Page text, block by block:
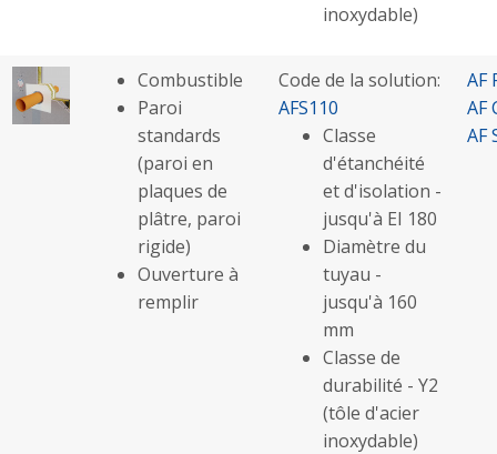
inoxydable)
Combustible
Paroi
standards
(paroi en
plaques de
plâtre, paroi
rigide)
Ouverture à
remplir
Code de la solution:
AFS110
Classe
d'étanchéité
et d'isolation -
jusqu'à EI 180
Diamètre du
tuyau -
jusqu'à 160
mm
Classe de
durabilité - Y2
(tôle d'acier
inoxydable)
AF
AF
AF